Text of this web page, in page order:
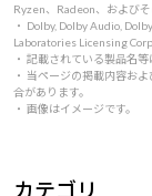
Ryzen、Radeon、および
・ Dolby, Dolby Audio,
Laboratories Licensing
・ 記載されている製品名
・ 当ページの掲載内容お
合があります。
・ 画像はイメージです。
カテゴリ